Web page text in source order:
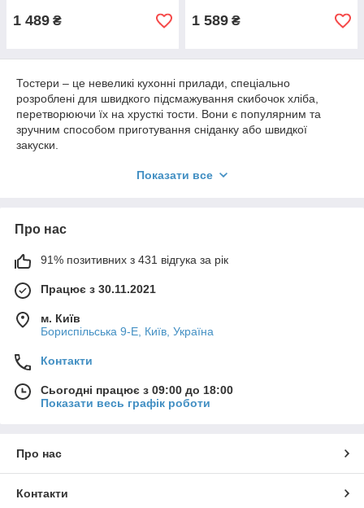
1 489 ₴ 1 589 ₴
Тостери – це невеликі кухонні прилади, спеціально
розроблені для швидкого підсмажування скибочок хліба,
перетворюючи їх на хрусткі тости. Вони є популярним та
зручним способом приготування сніданку або швидкої
закуски.
призначений для одночасного підсмажування двох
Чотирьохвіддінкові тостери: Дозволяють
для великих сімей або коли потрібно швидко
Однослотові тостери: Компактні моделі з одним
шматки хліба або багети.
2. За функціональністю:
Базові тостери:Виконують лише функцію
Тостери з додатковими функціями:
заморожений хліб, спочатку розморожуючи його.
Показати все
Про нас
91% позитивних з 431 відгука за рік
Працює з 30.11.2021
м. Київ
Бориспільська 9-Е, Київ, Україна
Контакти
Сьогодні працює з 09:00 до 18:00
Показати весь графік роботи
Про нас
Контакти